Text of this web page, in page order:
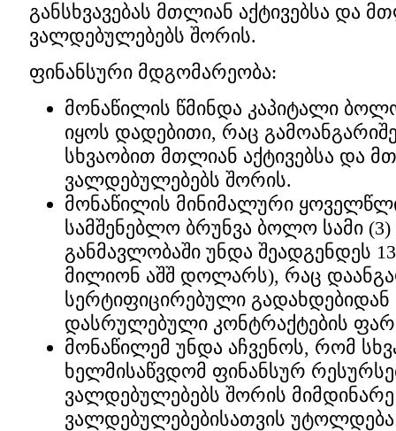
განსხვავებას მთლიან აქტივებსა და
ვალდებულებებს შორის.
ფინანსური მდგომარეობა:
მონაწილის წმინდა კაპიტალი
იყოს დადებითი, რაც
სხვაობით მთლიან აქტივებსა და
ვალდებულებებს შორის.
მონაწილის მინიმალური
სამშენებლო ბრუნვა ბოლო სამი
განმავლობაში უნდა შეადგენდეს
მილიონ აშშ დოლარს), რაც
სერტიფიცირებული გადახდებიდან
დასრულებული კონტრაქტების
მონაწილემ უნდა აჩვენოს, რომ
ხელმისაწვდომ ფინანსურ
ვალდებულებებს შორის
ვალდებულებებისათვის უტოლდება